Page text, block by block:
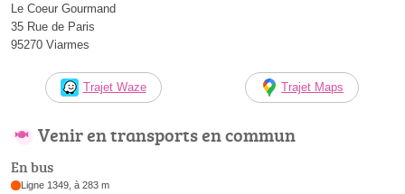
Le Coeur Gourmand
35 Rue de Paris
95270 Viarmes
Trajet Waze Trajet Maps
Venir en transports en commun
En bus
Ligne 1349, à 283 m